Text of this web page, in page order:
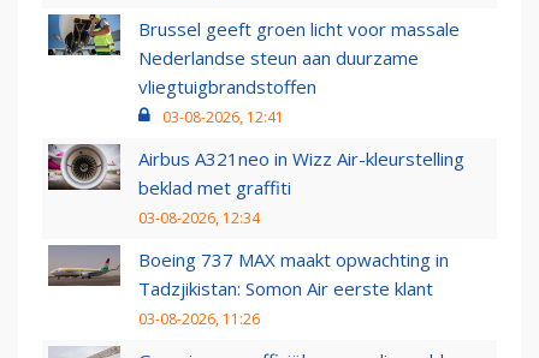
Brussel geeft groen licht voor massale
Nederlandse steun aan duurzame
vliegtuigbrandstoffen
03-08-2026, 12:41
Airbus A321neo in Wizz Air-kleurstelling
beklad met graffiti
03-08-2026, 12:34
Boeing 737 MAX maakt opwachting in
Tadzjikistan: Somon Air eerste klant
03-08-2026, 11:26